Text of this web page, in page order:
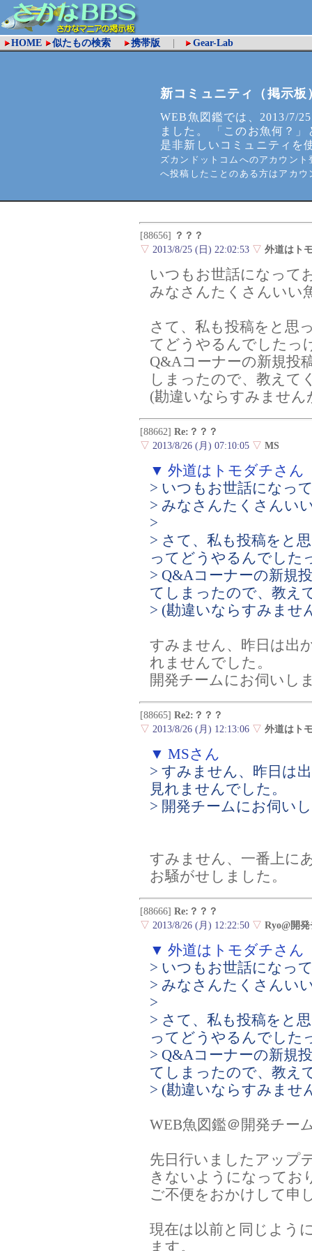
HOME 似たもの検索 携帯版 Gear-Lab
新コミュニティ（掲示
WEB魚図鑑では、2013/7/
ました。 「このお魚何？
是非新しいコミュニティを
ズカンドットコムへのアカウン
へ投稿したことのある方はアカ
[88656]
？？？
▽ 2013/8/25 (日) 22:02:53 ▽ 外道はト
いつもお世話になって
みなさんたくさんいい
さて、私も投稿をと思
てどうやるんでしたっ
Q&Aコーナーの新規投
しまったので、教えて
(勘違いならすみません
[88662] Re:？？？
▽ 2013/8/26 (月) 07:10:05 ▽ MS
▼ 外道はトモダチさん
> いつもお世話になっ
> みなさんたくさんい
>
> さて、私も投稿をと
ってどうやるんでした
> Q&Aコーナーの新規
てしまったので、教え
> (勘違いならすみませ
すみません、昨日は出
れませんでした。
開発チームにお伺いし
[88665] Re2:？？？
▽ 2013/8/26 (月) 12:13:06 ▽ 外道はト
▼ MSさん
> すみません、昨日は
見れませんでした。
> 開発チームにお伺い
すみません、一番上に
お騒がせしました。
[88666] Re:？？？
▽ 2013/8/26 (月) 12:22:50 ▽ Ryo@開
▼ 外道はトモダチさん
> いつもお世話になっ
> みなさんたくさんい
>
> さて、私も投稿をと
ってどうやるんでした
> Q&Aコーナーの新規
てしまったので、教え
> (勘違いならすみませ
WEB魚図鑑＠開発チー
先日行いましたアップ
きないようになってお
ご不便をおかけして申
現在は以前と同じよう
ます。